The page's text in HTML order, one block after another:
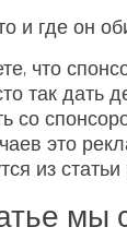
и где он
что
так дать
со
это
из статьи
мы